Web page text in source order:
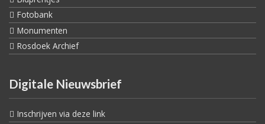
Fotobank
Monumenten
Rosdoek Archief
Digitale Nieuwsbrief
Inschrijven via deze link